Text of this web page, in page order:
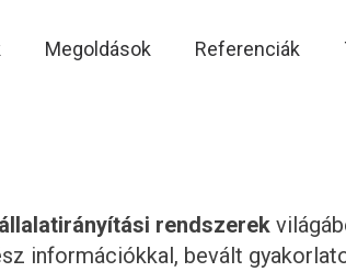
Megoldások Referenciák
rendszerek
információkkal, bevált